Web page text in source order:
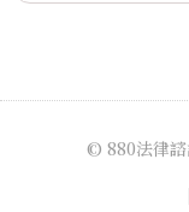
© 880法律